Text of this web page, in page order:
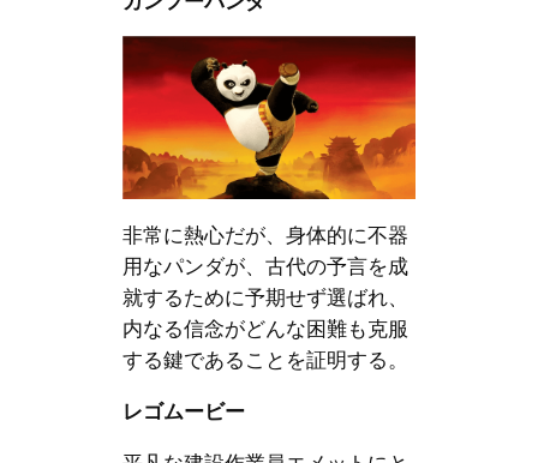
非常に熱心だが、身体的に不器
用なパンダが、古代の予言を成
就するために予期せず選ばれ、
内なる信念がどんな困難も克服
する鍵であることを証明する。
レゴムービー